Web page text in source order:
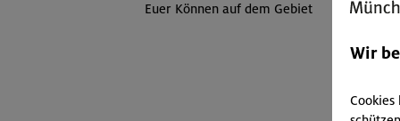
Euer Können auf dem Gebiet
Wir